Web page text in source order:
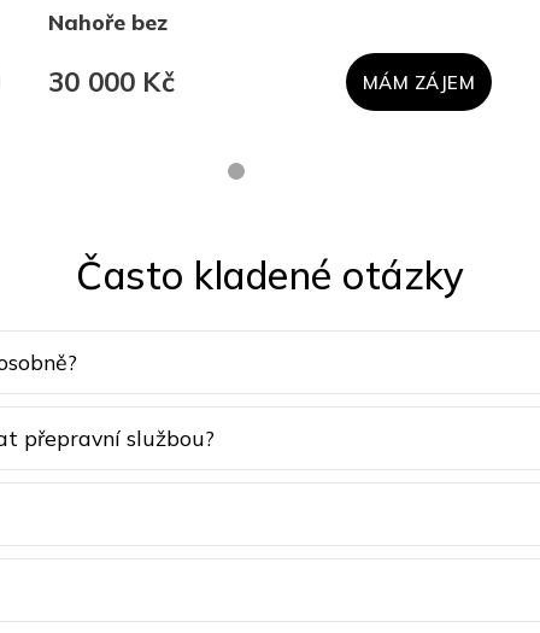
Často kladené otázky
přepravní službou?
Nahoře bez
30 000 Kč MÁM ZÁJEM